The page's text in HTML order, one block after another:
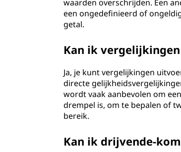
waarden overschrijden. Een
een ongedefinieerd of
getal.
Kan ik
Ja, je kunt vergelijkingen
directe
wordt vaak aanbevolen om
drempel is, om te bepalen of
bereik.
Kan ik drijvende-